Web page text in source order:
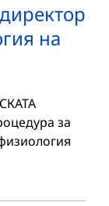
на
за